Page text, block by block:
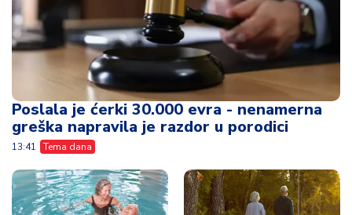
Poslala je ćerki 30.000 evra - nenamerna
greška napravila je razdor u porodici
13:41 Tema dana